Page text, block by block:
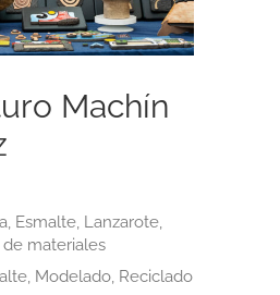
Machín
Esmalte, Lanzarote,
materiales
Modelado, Reciclado